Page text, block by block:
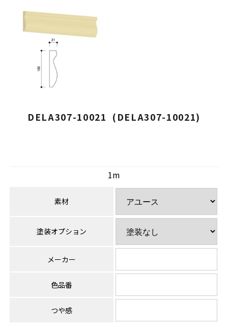
DELA307-10021 (DELA307-10021)
1m
素材
塗装オプション
メーカー
色品番
つや感